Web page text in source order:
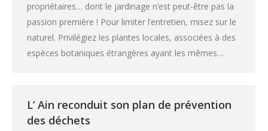
propriétaires… dont le jardinage n’est peut-être pas la
passion première ! Pour limiter l’entretien, misez sur le
naturel. Privilégiez les plantes locales, associées à des
espèces botaniques étrangères ayant les mêmes…
L’ Ain reconduit son plan de prévention
des déchets